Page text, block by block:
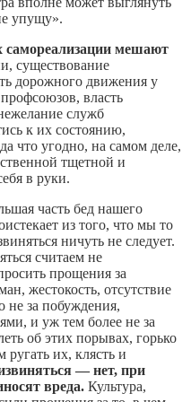
упущу».
самореализации мешают
существование
дорожного движения у
власть
служб
к их состоянию,
что угодно, на самом деле,
тщетной и
в руки.
часть бед нашего
из того, что мы то
ничуть не следует.
считаем не
прощения за
жестокость, отсутствие
не за побуждения,
и уж тем более не за
об этих порывах, горько
ругать их, клясть и
— нет, при
вреда. Культура,